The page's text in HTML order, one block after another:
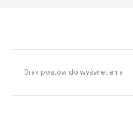
Brak postów do wyświetlenia